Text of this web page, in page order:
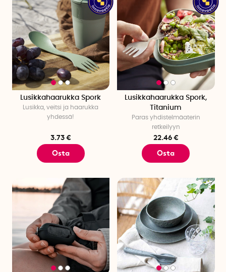
Lusikkahaarukka Spork
Lusikka, veitsi ja haarukka
yhdessä!
3.73 €
Osta
Lusikkahaarukka Spork,
Titanium
Paras yhdistelmäaterin
retkeilyyn
22.46 €
Osta